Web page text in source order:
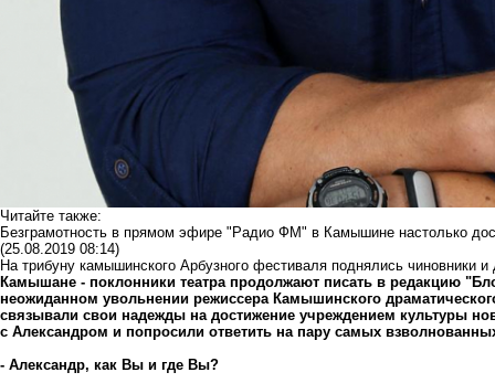
Читайте также:
Безграмотность в прямом эфире "Радио ФМ" в Камышине настолько
(25.08.2019 08:14)
На трибуну камышинского Арбузного фестиваля поднялись чиновники
Камышане - поклонники театра продолжают писать в редакцию
неожиданном увольнении режиссера Камышинского
связывали свои надежды на достижение учреждением культуры
с Александром и попросили ответить на пару самых
- Александр, как Вы и где Вы?